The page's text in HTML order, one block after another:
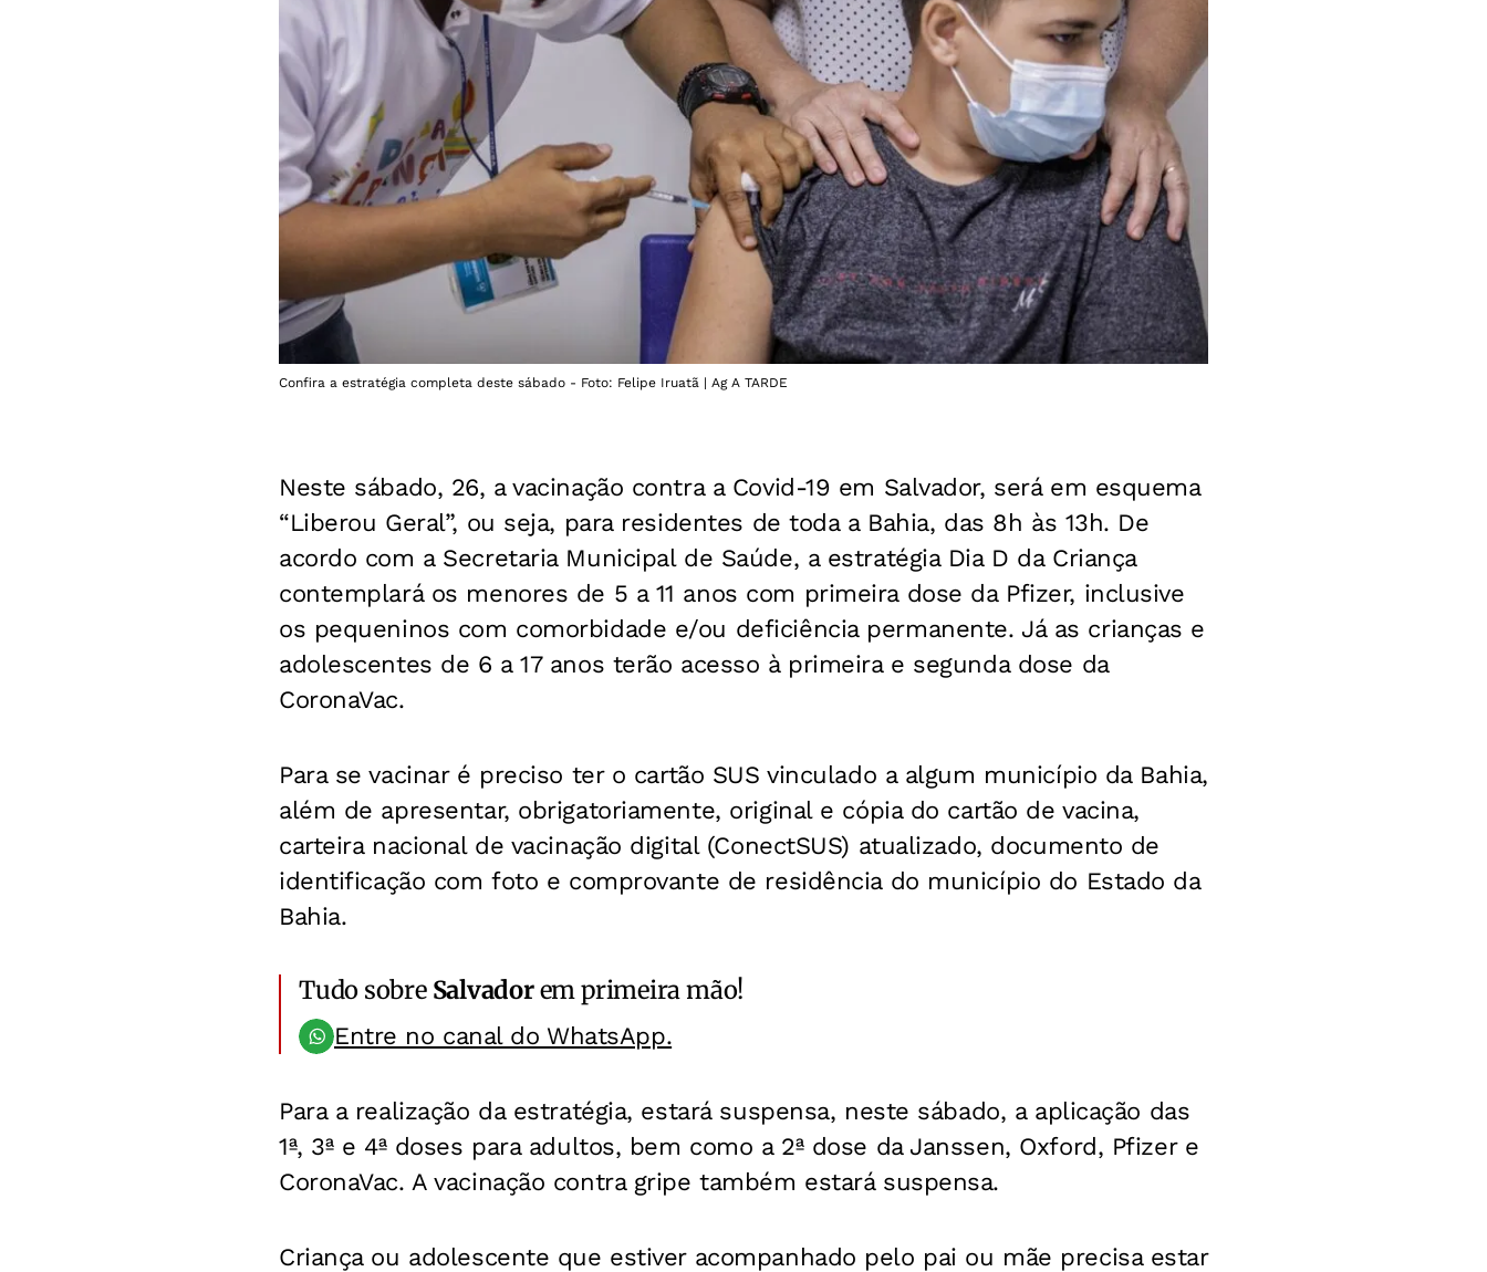
Confira a estratégia completa deste sábado - Foto: Felipe Iruatã | Ag A TARDE
Neste sábado, 26, a vacinação contra a Covid-19 em Salvador, será em esquema
“Liberou Geral”, ou seja, para residentes de toda a Bahia, das 8h às 13h. De
acordo com a Secretaria Municipal de Saúde, a estratégia Dia D da Criança
contemplará os menores de 5 a 11 anos com primeira dose da Pfizer, inclusive
os pequeninos com comorbidade e/ou deficiência permanente. Já as crianças e
adolescentes de 6 a 17 anos terão acesso à primeira e segunda dose da
CoronaVac.
Para se vacinar é preciso ter o cartão SUS vinculado a algum município da Bahia,
além de apresentar, obrigatoriamente, original e cópia do cartão de vacina,
carteira nacional de vacinação digital (ConectSUS) atualizado, documento de
identificação com foto e comprovante de residência do município do Estado da
Bahia.
Tudo sobre Salvadorem primeira mão!
Entre no canal do WhatsApp.
Para a realização da estratégia, estará suspensa, neste sábado, a aplicação das
1ª, 3ª e 4ª doses para adultos, bem como a 2ª dose da Janssen, Oxford, Pfizer e
CoronaVac. A vacinação contra gripe também estará suspensa.
Criança ou adolescente que estiver acompanhado pelo pai ou mãe precisa estar